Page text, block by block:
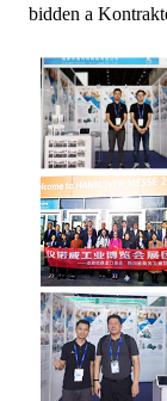
bidden a